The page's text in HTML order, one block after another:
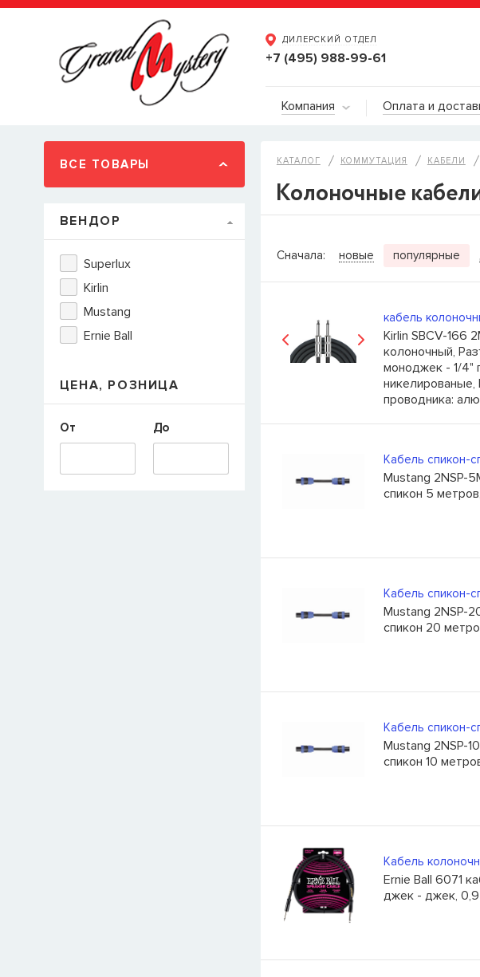
ДИЛЕРСКИЙ ОТДЕЛ
+7 (495) 988-99-61
Компания Оплата и
ВСЕ ТОВАРЫ
ВЕНДОР
Superlux
Kirlin
Mustang
Ernie Ball
ЦЕНА, РОЗНИЦА
От До
КАТАЛОГ КОММУТАЦИЯ КАБЕЛИ
Колоночные
СООБЩИТЬ
ТовараСтруны для бас-гитар
когда товар можно будет купить.
Имя
Сначала: новые популярные
кабель
Kirlin SBCV-166
колоночный,
моноджек - 1/4"
никелированые,
проводника:
Кабель спикон-
Mustang 2NSP-
спикон 5
Кабель спикон-
Mustang 2NSP-
спикон 20
Кабель спикон-
Mustang 2NSP-
спикон 10
Кабель
Ernie Ball 6071
джек - джек,